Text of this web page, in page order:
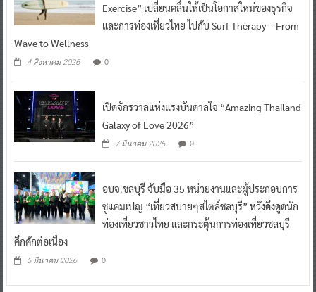
Exercise” เปลี่ยนคลื่นให้เป็นโอกาสใหม่ของธุรกิจ
และการท่องเที่ยวไทย ไปกับ Surf Therapy – From
Wave to Wellness
4 สิงหาคม 2026 0
เปิดจักรวาลแห่งแรงบันดาลใจ “Amazing Thailand
Galaxy of Love 2026”
7 มีนาคม 2026 0
อบจ.ชลบุรี จับมือ 35 หน่วยงานและผู้ประกอบการ
ชูแคมเปญ “เที่ยวสบายๆสไตล์ชลบุรี” หวังดึงดูดนัก
ท่องเที่ยวชาวไทย และกระตุ้นการท่องเที่ยวชลบุรี
คึกคักต่อเนื่อง
5 มีนาคม 2026 0